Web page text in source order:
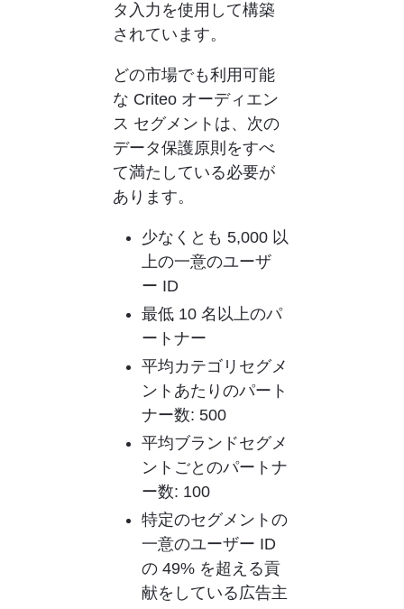
タ入力を使用して構築
されています。
どの市場でも利用可能
な Criteo オーディエン
ス セグメントは、次の
データ保護原則をすべ
て満たしている必要が
あります。
少なくとも 5,000 以
上の一意のユーザ
ー ID
最低 10 名以上のパ
ートナー
平均カテゴリセグメ
ントあたりのパート
ナー数: 500
平均ブランドセグメ
ントごとのパートナ
ー数: 100
特定のセグメントの
一意のユーザー ID
の 49% を超える貢
献をしている広告主